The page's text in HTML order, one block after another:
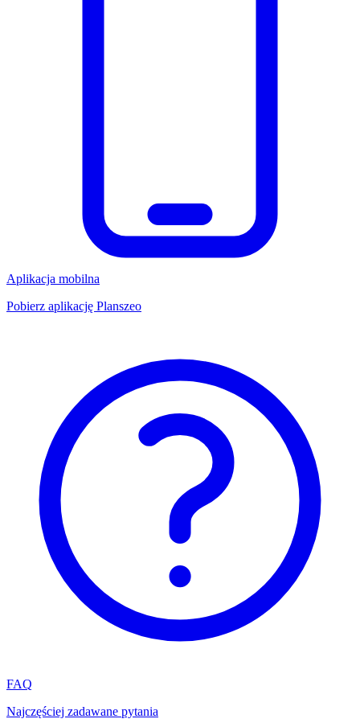
Aplikacja mobilna
Pobierz aplikację Planszeo
FAQ
Najczęściej zadawane pytania